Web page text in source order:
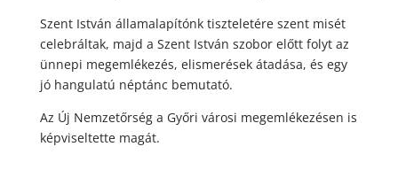
Szent István államalapítónk tiszteletére szent misét
celebráltak, majd a Szent István szobor előtt folyt az
ünnepi megemlékezés, elismerések átadása, és egy
jó hangulatú néptánc bemutató.
Az Új Nemzetőrség a Győri városi megemlékezésen is
képviseltette magát.